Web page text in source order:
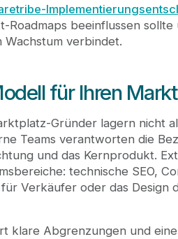
Roadmaps beeinflussen
Wachstum verbindet.
für Ihren
Gründer lagern nicht
Teams verantworten die
und das Kernprodukt.
technische SEO,
Verkäufer oder das Design
klare Abgrenzungen und